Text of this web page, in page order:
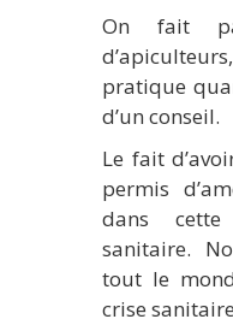
On fait
pratique
d’un conseil.
Le fait
permis
dans
sanitaire.
tout le
crise